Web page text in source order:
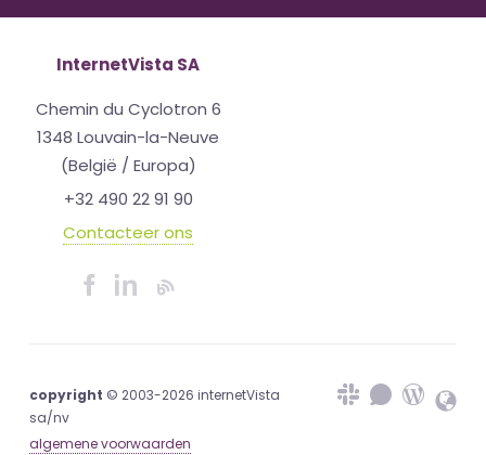
InternetVista SA
Chemin du Cyclotron 6
1348 Louvain-la-Neuve
(België / Europa)
+32 490 22 91 90
Contacteer ons
copyright © 2003-2026 internetVista
sa/nv
algemene voorwaarden